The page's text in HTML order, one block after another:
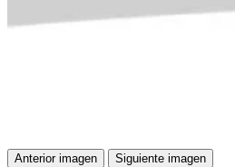
Anterior imagen Siguiente imagen